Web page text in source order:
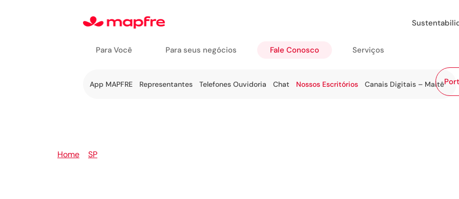
Para Você Para seus negócios Fale Conosco
Ir a Fale
App MAPFRE Representantes Telefones Ouvidoria Chat Nossos Escritórios Canais Digitais – Maitê
Serviços
Home SP